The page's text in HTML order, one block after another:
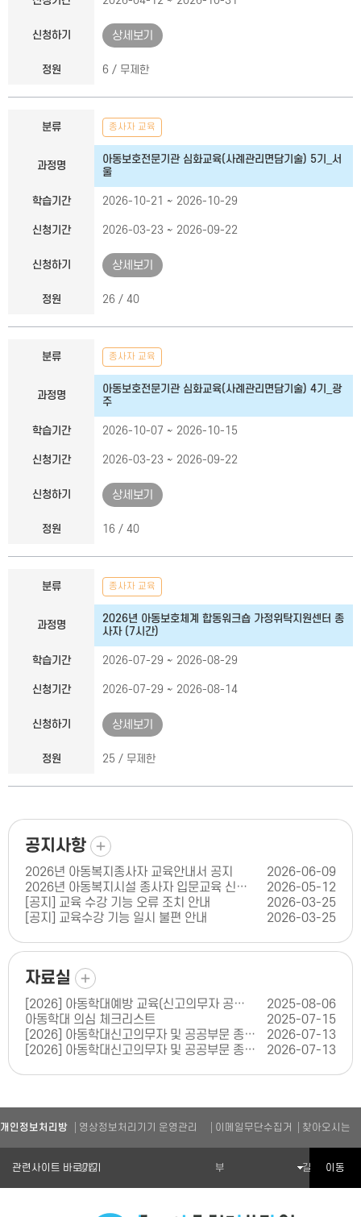
신청하기 상세보기
정원 6 / 무제한
분류 종사자 교육
과정명
아동보호전문기관 심화교육(사례관리면담기술) 5기_서
울
학습기간 2026-10-21 ~ 2026-10-29
신청기간 2026-03-23 ~ 2026-09-22
신청하기 상세보기
정원 26 / 40
분류 종사자 교육
과정명
아동보호전문기관 심화교육(사례관리면담기술) 4기_광
주
학습기간 2026-10-07 ~ 2026-10-15
신청기간 2026-03-23 ~ 2026-09-22
신청하기 상세보기
정원 16 / 40
분류 종사자 교육
과정명
2026년 아동보호체계 합동워크숍 가정위탁지원센터 종
사자 (7시간)
학습기간 2026-07-29 ~ 2026-08-29
신청기간 2026-07-29 ~ 2026-08-14
신청하기 상세보기
정원 25 / 무제한
공지사항
더보기
2026년 아동복지종사자 교육안내서 공지
2026-06-09
2026년 아동복지시설 종사자 입문교육 신청 안내
2026-05-12
[공지] 교육 수강 기능 오류 조치 안내
2026-03-25
[공지] 교육수강 기능 일시 불편 안내
2026-03-25
자료실
더보기
[2026] 아동학대예방 교육(신고의무자 공공부문 교육) 콘텐츠 인증 신청서(양식)
2025-08-06
아동학대 의심 체크리스트
2025-07-15
[2026] 아동학대신고의무자 및 공공부문 종사자 아동학대 예방교육(체육기관 종사자 편)
2026-07-13
[2026] 아동학대신고의무자 및 공공부문 종사자 아동학대 예방교육(학원 종사자 편)
2026-07-13
개인정보처리방 영상정보처리기기 운영관리
방침
이메일무단수집거
부
찾아오시는
길 이동